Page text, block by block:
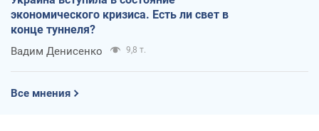
экономического кризиса. Есть ли свет в
конце туннеля?
Вадим Денисенко 9,8 т.
Все мнения